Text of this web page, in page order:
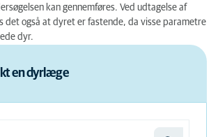
kan gennemføres. Ved udtagelse af
det også at dyret er fastende, da visse parametre
dyr.
en dyrlæge